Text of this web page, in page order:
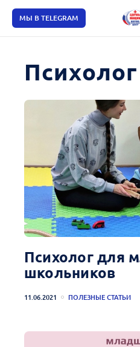
МЫ В TELEGRAM
Психолог
Психолог для
школьников
11.06.2021 ПОЛЕЗНЫЕ СТАТЬИ